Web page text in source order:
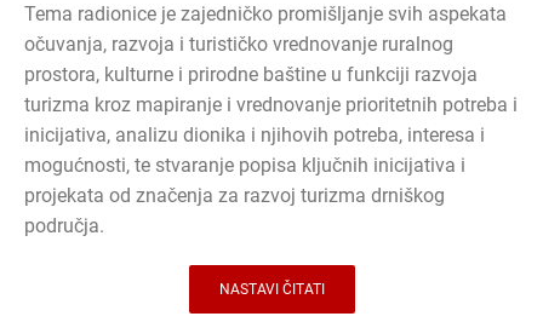
Tema radionice je zajedničko promišljanje svih aspekata
očuvanja, razvoja i turističko vrednovanje ruralnog
prostora, kulturne i prirodne baštine u funkciji razvoja
turizma kroz mapiranje i vrednovanje prioritetnih potreba i
inicijativa, analizu dionika i njihovih potreba, interesa i
mogućnosti, te stvaranje popisa ključnih inicijativa i
projekata od značenja za razvoj turizma drniškog
područja.
NASTAVI ČITATI